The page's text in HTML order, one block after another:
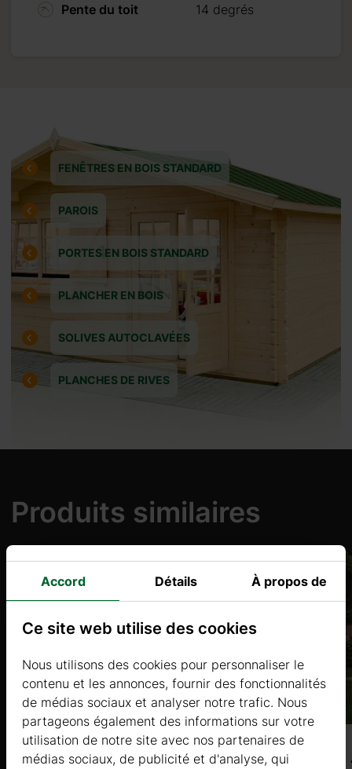
Pente du toit
14 degrés
FENÊTRES EN BOIS STANDARD
PAROIS
PORTES EN BOIS STANDARD
PLANCHER EN BOIS
SOLIVES AUTOCLAVÉES
PLANCHES DE RIVES
Produits similaires
Aster 2 (28mm) 3.8 x 3.2m, 11㎡
Accord Détails À propos de
Ce site web utilise des cookies
Nous utilisons des cookies pour personnaliser le
contenu et les annonces, fournir des fonctionnalités
de médias sociaux et analyser notre trafic. Nous
partageons également des informations sur votre
utilisation de notre site avec nos partenaires de
médias sociaux, de publicité et d'analyse, qui